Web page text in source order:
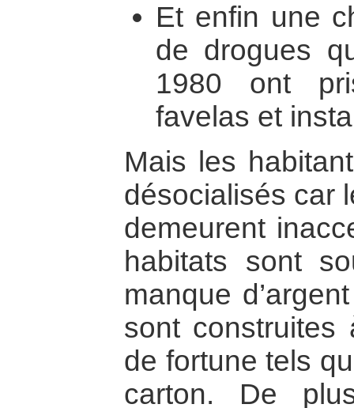
Et enfin une
de drogues
1980 ont
favelas et
Mais les
désocialisés car
demeurent
habitats sont
manque
sont construites
de fortune tels
carton. De